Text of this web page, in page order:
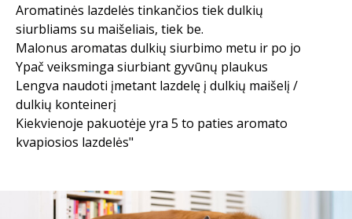
Aromatinės lazdelės tinkančios tiek dulkių
siurbliams su maišeliais, tiek be.
Malonus aromatas dulkių siurbimo metu ir po jo
Ypač veiksminga siurbiant gyvūnų plaukus
Lengva naudoti įmetant lazdelę į dulkių maišelį /
dulkių konteinerį
Kiekvienoje pakuotėje yra 5 to paties aromato
kvapiosios lazdelės"